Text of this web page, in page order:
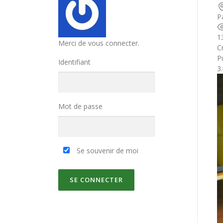
Merci de vous connecter.
Identifiant
Mot de passe
Se souvenir de moi